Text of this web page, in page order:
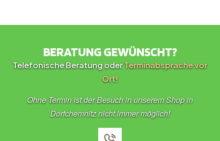
BERATUNG GEWÜNSCHT?
Telefonische Beratung oderTerminabsprache vor
Ort!
Ohne Termin ist der Besuch in unserem Shop in
Dorfchemnitz nicht immer möglich!